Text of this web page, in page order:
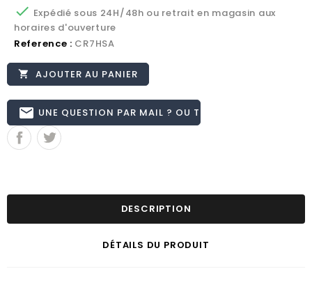
 Expédié sous 24H/48h ou retrait en magasin aux
horaires d'ouverture
Reference : CR7HSA
 AJOUTER AU PANIER
email UNE QUESTION PAR MAIL ? OU TÉL 02.51.62.16.59
DESCRIPTION
DÉTAILS DU PRODUIT